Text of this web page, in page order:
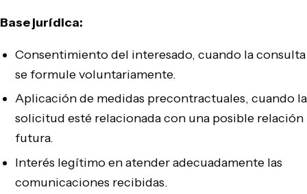
Base jurídica:
Consentimiento del interesado, cuando la consulta
se formule voluntariamente.
Aplicación de medidas precontractuales, cuando la
solicitud esté relacionada con una posible relación
futura.
Interés legítimo en atender adecuadamente las
comunicaciones recibidas.